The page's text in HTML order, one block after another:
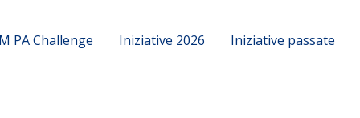
PA Challenge Iniziative 2026 Iniziative passate